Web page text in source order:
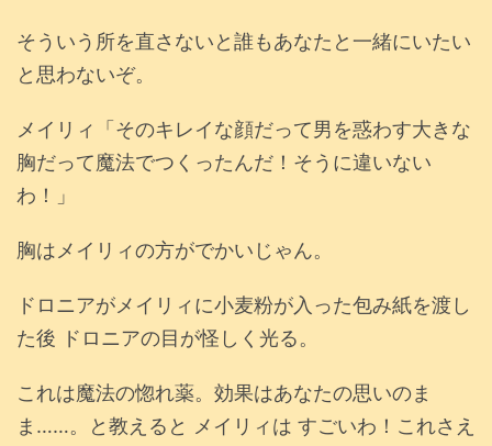
そういう所を直さないと誰もあなたと一緒にいたい
と思わないぞ。
メイリィ「そのキレイな顔だって男を惑わす大きな
胸だって魔法でつくったんだ！そうに違いない
わ！」
胸はメイリィの方がでかいじゃん。
ドロニアがメイリィに小麦粉が入った包み紙を渡し
た後 ドロニアの目が怪しく光る。
これは魔法の惚れ薬。効果はあなたの思いのま
ま……。と教えると メイリィは すごいわ！これさえ